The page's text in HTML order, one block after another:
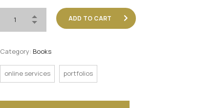
ADD TO CART
Category: Books
online services portfolios